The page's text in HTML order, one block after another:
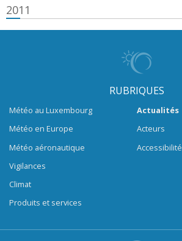
2011
RUBRIQUES
Météo au Luxembourg
Météo en Europe
Météo aéronautique
Vigilances
Climat
Produits et services
Actualités
Acteurs
Accessibilité